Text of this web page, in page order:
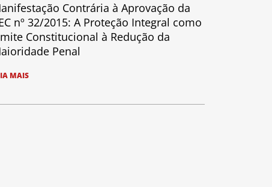
Contrária à Aprovação da
nº 32/2015: A Proteção Integral como
Constitucional à Redução da
Penal
MAIS